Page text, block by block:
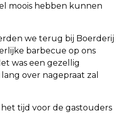
moois hebben kunnen
we terug bij Boerderij
barbecue op ons
was een gezellig
over nagepraat zal
het tijd voor de gastouders